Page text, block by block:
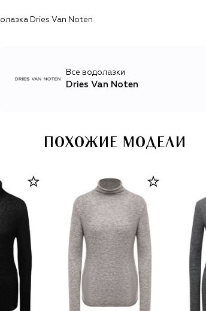
коллекции, населенной отсылками к творчеству Ван
Dries Van Noten
Все водолазки
Dries Van Noten
ПОХОЖИЕ МОДЕЛИ